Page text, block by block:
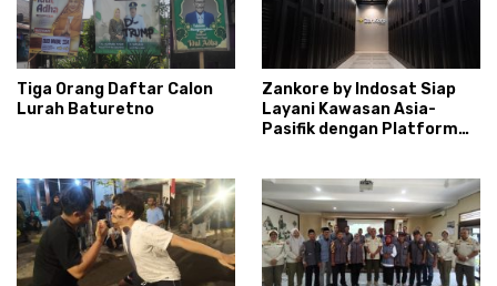
Tiga Orang Daftar Calon
Lurah Baturetno
Zankore by Indosat Siap
Layani Kawasan Asia-
Pasifik dengan Platform